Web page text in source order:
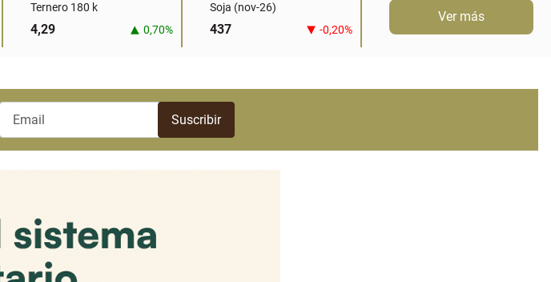
Ternero 180 k
4,29 0,70%
Soja (nov-26)
437 -0,20%
Ver más